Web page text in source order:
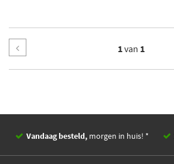
1van 1
Vandaag besteld, morgen in huis! *